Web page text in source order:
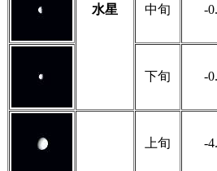
水星 中旬 -
下旬 -
上旬 -